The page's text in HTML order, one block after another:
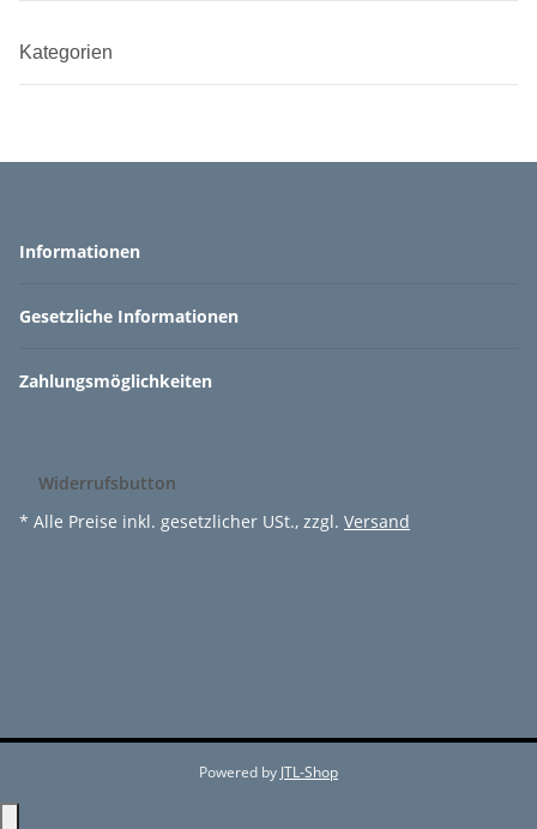
Kategorien
Informationen
Gesetzliche Informationen
Zahlungsmöglichkeiten
Widerrufsbutton
* Alle Preise inkl. gesetzlicher USt., zzgl. Versand
Powered by JTL-Shop